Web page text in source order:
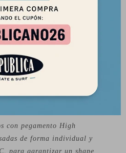
que logra un
precio en sus productos. Los
profesional y pueden ser
con pegamento High
de forma individual y
para garantizar un shape